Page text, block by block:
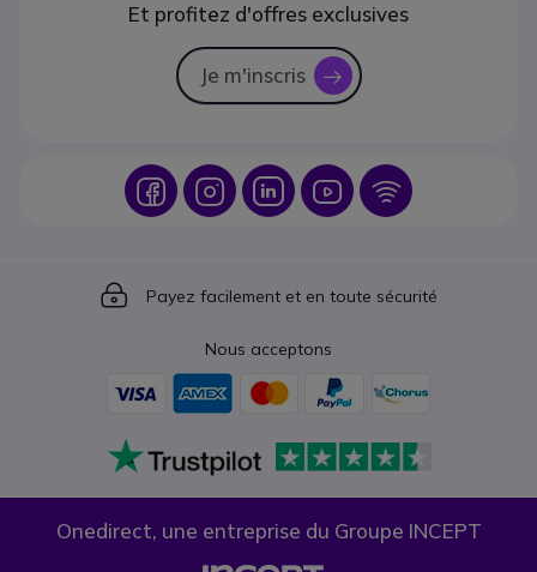
Et profitez d'offres exclusives
Je m'inscris icon
Icon IconIcon Icon Icon
Icon
Payez facilement et en toute sécurité
Nous acceptons
Onedirect, une entreprise du Groupe INCEPT